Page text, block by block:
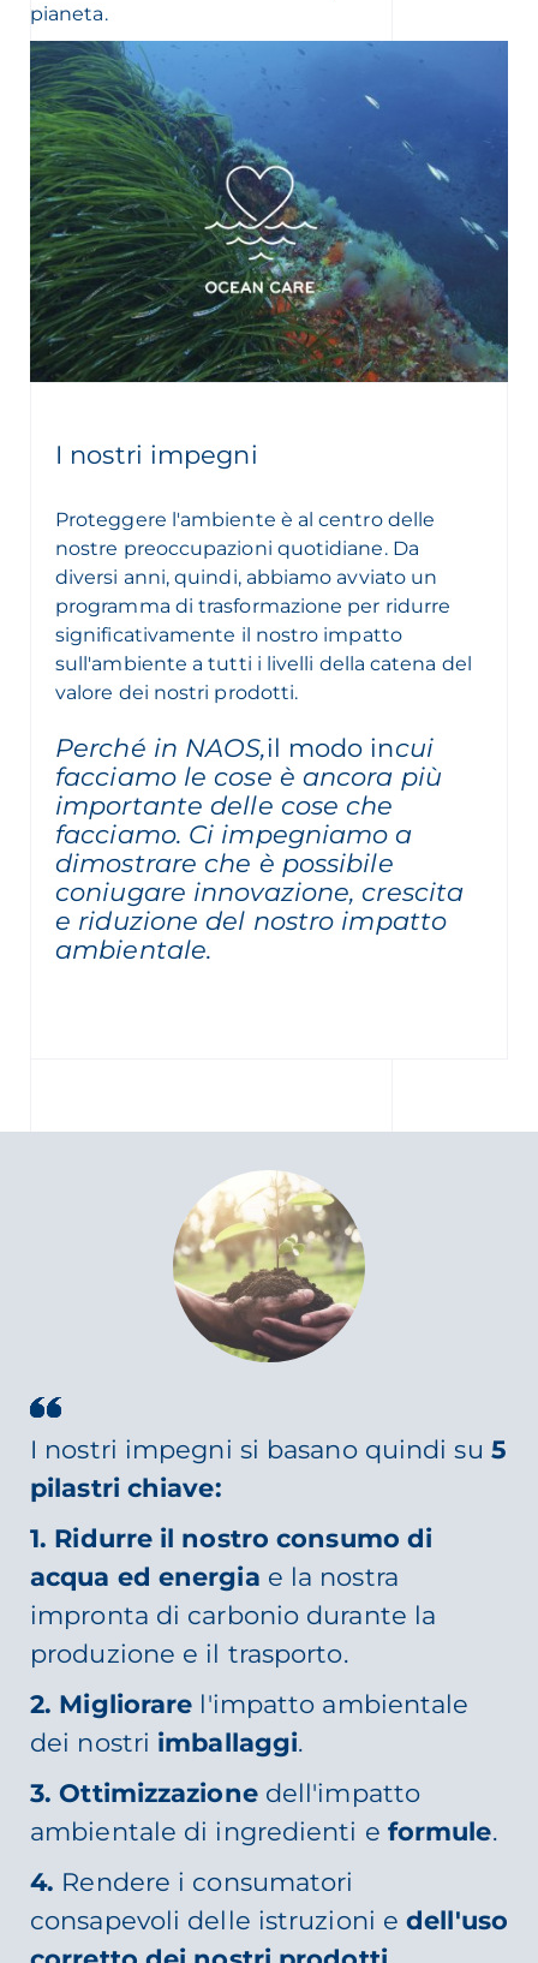
pianeta.
I nostri impegni
Proteggere l'ambiente è al centro delle
nostre preoccupazioni quotidiane. Da
diversi anni, quindi, abbiamo avviato un
programma di trasformazione per ridurre
significativamente il nostro impatto
sull'ambiente a tutti i livelli della catena del
valore dei nostri prodotti.
Perché in NAOS,il modo incui
facciamo le cose è ancora più
importante delle cose che
facciamo. Ci impegniamo a
dimostrare che è possibile
coniugare innovazione, crescita
e riduzione del nostro impatto
ambientale.
I nostri impegni si basano quindi su 5
pilastri chiave:
1. Ridurre il nostro consumo di
acqua ed energia e la nostra
impronta di carbonio durante la
produzione e il trasporto.
2. Migliorare l'impatto ambientale
dei nostri imballaggi.
3. Ottimizzazione dell'impatto
ambientale di ingredienti e formule.
4. Rendere i consumatori
consapevoli delle istruzioni edell'uso